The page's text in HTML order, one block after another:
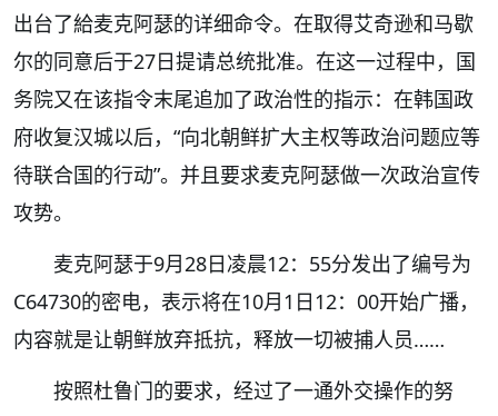
出台了給麦克阿瑟的详细命令。在取得艾奇逊和马歇
尔的同意后于27日提请总统批准。在这一过程中，国
务院又在该指令末尾追加了政治性的指示：在韩国政
府收复汉城以后，“向北朝鲜扩大主权等政治问题应等
待联合国的行动”。并且要求麦克阿瑟做一次政治宣传
攻势。
麦克阿瑟于9月28日凌晨12：55分发出了编号为
C64730的密电，表示将在10月1日12：00开始广播，
内容就是让朝鲜放弃抵抗，释放一切被捕人员……
按照杜鲁门的要求，经过了一通外交操作的努